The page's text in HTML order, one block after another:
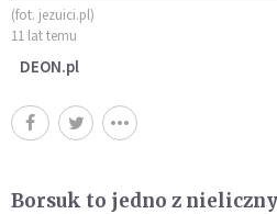
(fot. jezuici.pl)
11 lat temu
DEON.pl
Borsuk to jedno z